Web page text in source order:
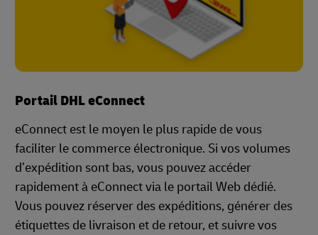
Portail DHL eConnect
eConnect est le moyen le plus rapide de vous
faciliter le commerce électronique. Si vos volumes
d’expédition sont bas, vous pouvez accéder
rapidement à eConnect via le portail Web dédié.
Vous pouvez réserver des expéditions, générer des
étiquettes de livraison et de retour, et suivre vos